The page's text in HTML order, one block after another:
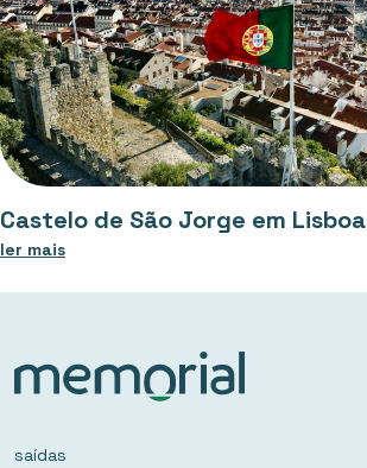
Castelo de São Jorge em Lisboa
ler mais
saídas